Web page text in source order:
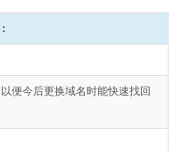
便今后更换域名时能快速找回